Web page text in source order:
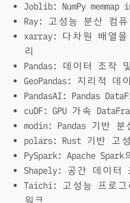
Joblib: NumPy
Ray: 고성능 분산 컴
xarray: 다차원 배열
리
Pandas: 데이터 조작
GeoPandas: 지리적
PandasAI: Pandas
cuDF: GPU 가속
modin: Pandas 기반
polars: Rust 기반 고
PySpark: Apache Spark
Shapely: 공간 데이터
Taichi: 고성능 프로
워크